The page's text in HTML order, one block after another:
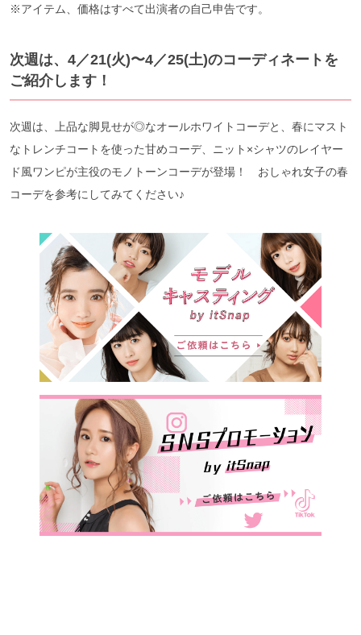
※アイテム、価格はすべて出演者の自己申告です。
次週は、4／21(火)〜4／25(土)のコーディネートを
ご紹介します！
次週は、上品な脚見せが◎なオールホワイトコーデと、春にマスト
なトレンチコートを使った甘めコーデ、ニット×シャツのレイヤー
ド風ワンピが主役のモノトーンコーデが登場！ おしゃれ女子の春
コーデを参考にしてみてください♪